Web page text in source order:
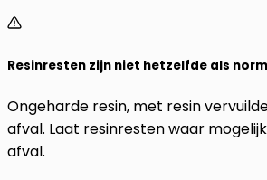
Resinresten zijn niet hetzelfde als
Ongeharde resin, met resin
afval. Laat resinresten waar
afval.